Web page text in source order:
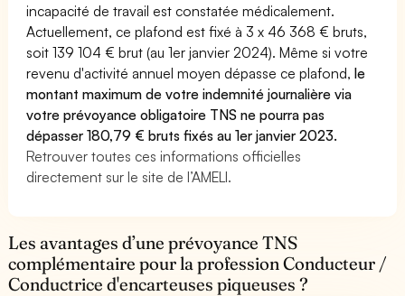
incapacité de travail est constatée médicalement.
Actuellement, ce plafond est fixé à 3 x 46 368 € bruts,
soit 139 104 € brut (au 1er janvier 2024). Même si votre
revenu d'activité annuel moyen dépasse ce plafond,le
montant maximum de votre indemnité journalière via
votre prévoyance obligatoire TNS ne pourra pas
dépasser 180,79 € bruts fixés au 1er janvier 2023.
Retrouver toutes ces informations officielles
directement sur le site de l’AMELI.
Les avantages d’une prévoyance TNS
complémentaire pour la profession Conducteur /
Conductrice d'encarteuses piqueuses ?